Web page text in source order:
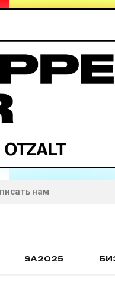
нам
SA2025